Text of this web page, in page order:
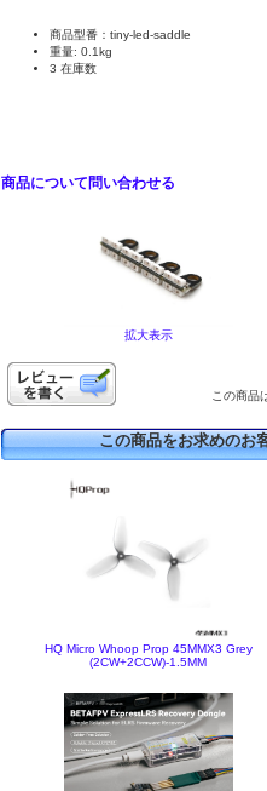
商品型番：tiny-led-saddle
重量: 0.1kg
3 在庫数
商品について問い合わせる
拡大表示
この商品
この商品をお求めのお
HQ Micro Whoop Prop 45MMX3 Grey
(2CW+2CCW)-1.5MM